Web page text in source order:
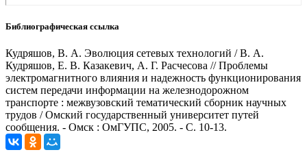
Библиографическая ссылка
Кудряшов, В. А. Эволюция сетевых технологий / В. А.
Кудряшов, Е. В. Казакевич, А. Г. Расчесова // Проблемы
электромагнитного влияния и надежность функционирования
систем передачи информации на железнодорожном
транспорте : межвузовский тематический сборник научных
трудов / Омский государственный университет путей
сообщения. - Омск : ОмГУПС, 2005. - С. 10-13.